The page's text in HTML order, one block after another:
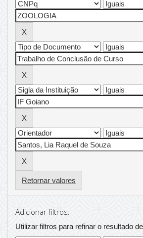
Retornar valores
Adicionar filtros:
Utilizar filtros para refinar o resultado